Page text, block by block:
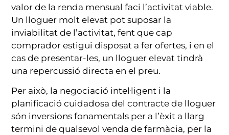
valor de la renda mensual faci l’activitat viable.
Un lloguer molt elevat pot suposar la
inviabilitat de l’activitat, fent que cap
comprador estigui disposat a fer ofertes, i en el
cas de presentar-les, un lloguer elevat tindrà
una repercussió directa en el preu.
Per això, la negociació intel·ligent i la
planificació cuidadosa del contracte de lloguer
són inversions fonamentals per a l’èxit a llarg
termini de qualsevol venda de farmàcia, per la